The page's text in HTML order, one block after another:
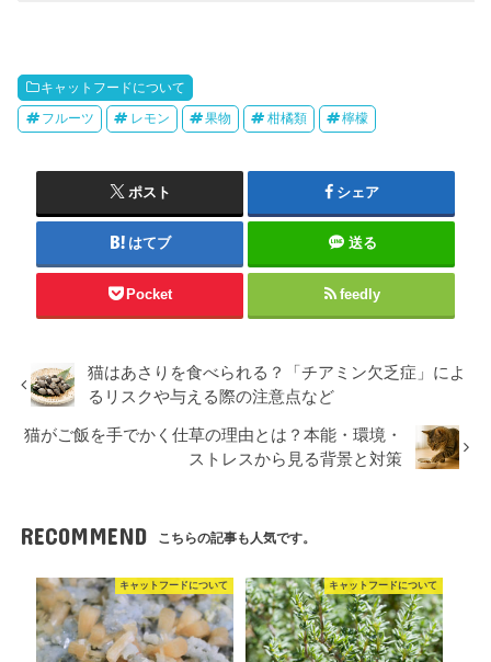
キャットフードについて
フルーツ レモン 果物 柑橘類 檸檬
ポスト シェア
はてブ 送る
Pocket feedly
猫はあさりを食べられる？「チアミン欠乏症」によ
るリスクや与える際の注意点など
猫がご飯を手でかく仕草の理由とは？本能・環境・
ストレスから見る背景と対策
RECOMMEND こちらの記事も人気です。
キャットフードについて キャットフードについて